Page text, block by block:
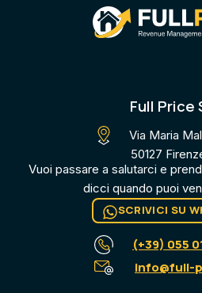
Full Price
Via Maria
50127
Vuoi passare a salutarci e
dicci quando puoi
SCRIVICI SU
(+39) 055
info@full-